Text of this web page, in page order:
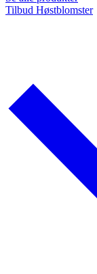
Tilbud Høstblomster